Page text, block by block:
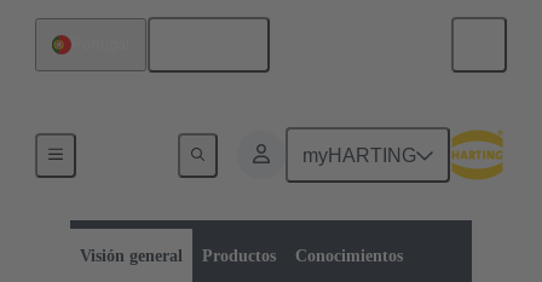
myHARTING
Visión general Productos Conocimientos
Conectores circulares